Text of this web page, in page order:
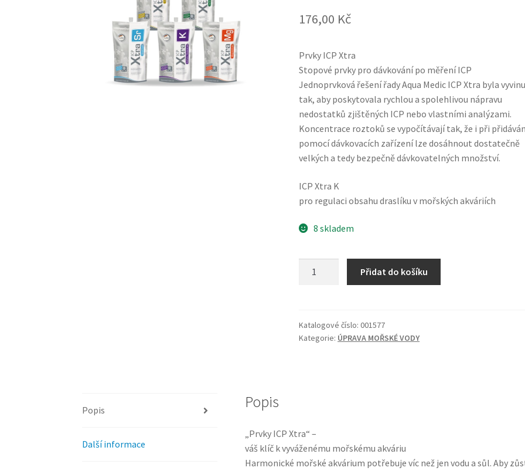
176,00 Kč
Prvky ICP Xtra
Stopové prvky pro dávkování po měření ICP
Jednoprvková řešení řady Aqua Medic ICP Xtra byla
tak, aby poskytovala rychlou a spolehlivou nápravu
nedostatků zjištěných ICP nebo vlastními analýzami.
Koncentrace roztoků se vypočítávají tak, že i při
pomocí dávkovacích zařízení lze dosáhnout dostatečně
velkých a tedy bezpečně dávkovatelných množství.
ICP Xtra K
pro regulaci obsahu draslíku v mořských akváriích
8 skladem
množství
Přidat do košíku
Katalogové číslo:001577
Kategorie: ÚPRAVA MOŘSKÉ VODY
Popis
Další informace
Popis
„Prvky ICP Xtra“ –
váš klíč k vyváženému mořskému akváriu
Harmonické mořské akvárium potřebuje víc než jen vodu a sůl. Aby